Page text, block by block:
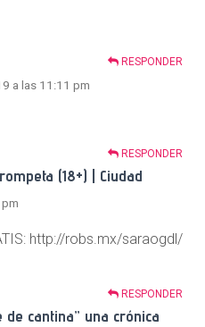
RESPONDER
a las 11:11 pm
RESPONDER
(18+) | Ciudad
http://robs.mx/saraogdl/
RESPONDER
cantina” una crónica